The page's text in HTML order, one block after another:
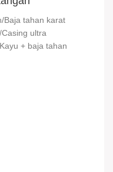
Baja tahan karat
ultra
+ baja tahan